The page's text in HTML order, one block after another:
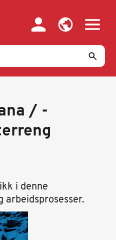
/ -
i denne
arbeidsprosesser.